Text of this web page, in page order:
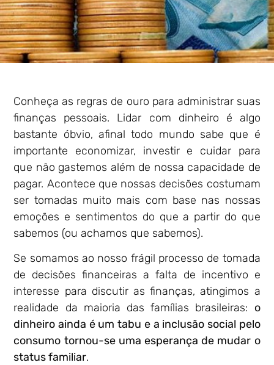
Conheça as regras de ouro para administrar suas
finanças pessoais. Lidar com dinheiro é algo
bastante óbvio, afinal todo mundo sabe que é
importante economizar, investir e cuidar para
que não gastemos além de nossa capacidade de
pagar. Acontece que nossas decisões costumam
ser tomadas muito mais com base nas nossas
emoções e sentimentos do que a partir do que
sabemos (ou achamos que sabemos).
Se somamos ao nosso frágil processo de tomada
de decisões financeiras a falta de incentivo e
interesse para discutir as finanças, atingimos a
realidade da maioria das famílias brasileiras: o
dinheiro ainda é um tabu e a inclusão social pelo
consumo tornou-se uma esperança de mudar o
status familiar.